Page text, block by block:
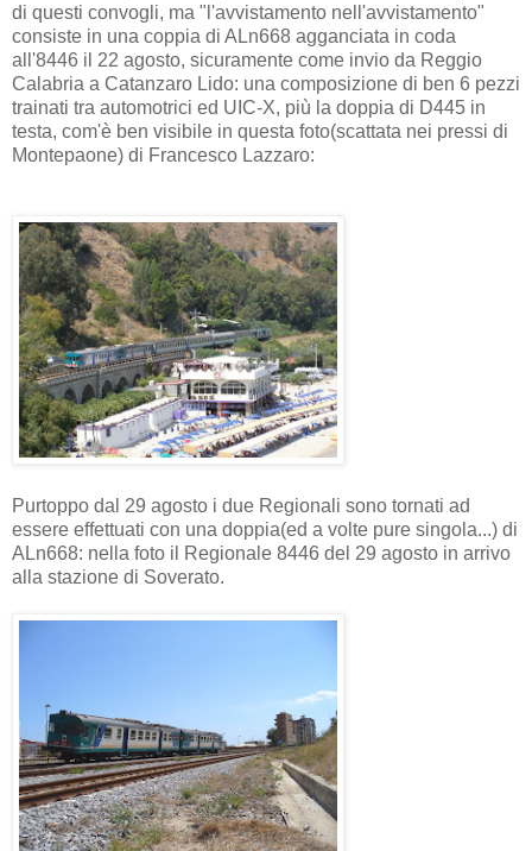
di questi convogli, ma "l'avvistamento nell'avvistamento"
consiste in una coppia di ALn668 agganciata in coda
all'8446 il 22 agosto, sicuramente come invio da Reggio
Calabria a Catanzaro Lido: una composizione di ben 6 pezzi
trainati tra automotrici ed UIC-X, più la doppia di D445 in
testa, com'è ben visibile in questa foto(scattata nei pressi di
Montepaone) di Francesco Lazzaro:
Purtoppo dal 29 agosto i due Regionali sono tornati ad
essere effettuati con una doppia(ed a volte pure singola...) di
ALn668: nella foto il Regionale 8446 del 29 agosto in arrivo
alla stazione di Soverato.